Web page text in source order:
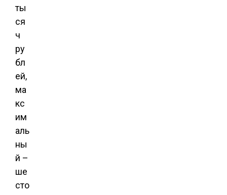
ты
ся
ч
ру
бл
ей,
ма
кс
им
аль
ны
й –
ше
сто